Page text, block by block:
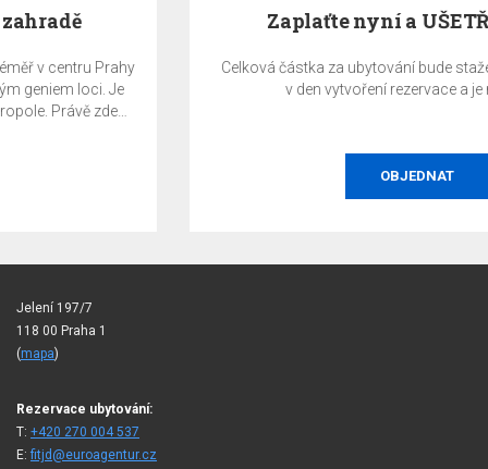
Zaplaťte nyní a UŠETŘETE 10%
Celková částka za ubytování bude stažena z platební karty
v den vytvoření rezervace a je nevratná.
Jelení 197/7
118 00 Praha 1
(mapa)
Rezervace ubytování:
T: +420 270 004 537
E:fitjd@euroagentur.cz